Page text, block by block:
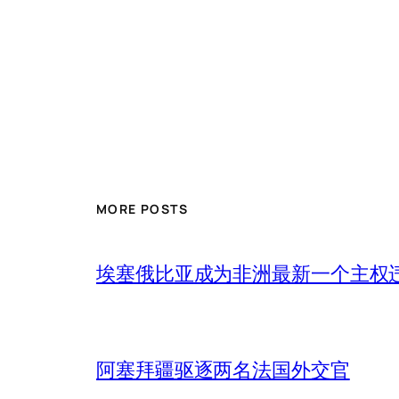
MORE POSTS
埃塞俄比亚成为非洲最新一个主权
阿塞拜疆驱逐两名法国外交官